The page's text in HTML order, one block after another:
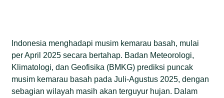
Indonesia menghadapi musim kemarau basah, mulai
per April 2025 secara bertahap. Badan Meteorologi,
Klimatologi, dan Geofisika (BMKG) prediksi puncak
musim kemarau basah pada Juli-Agustus 2025, dengan
sebagian wilayah masih akan terguyur hujan. Dalam